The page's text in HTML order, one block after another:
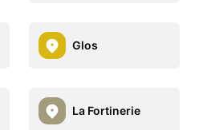
Glos
La Fortinerie